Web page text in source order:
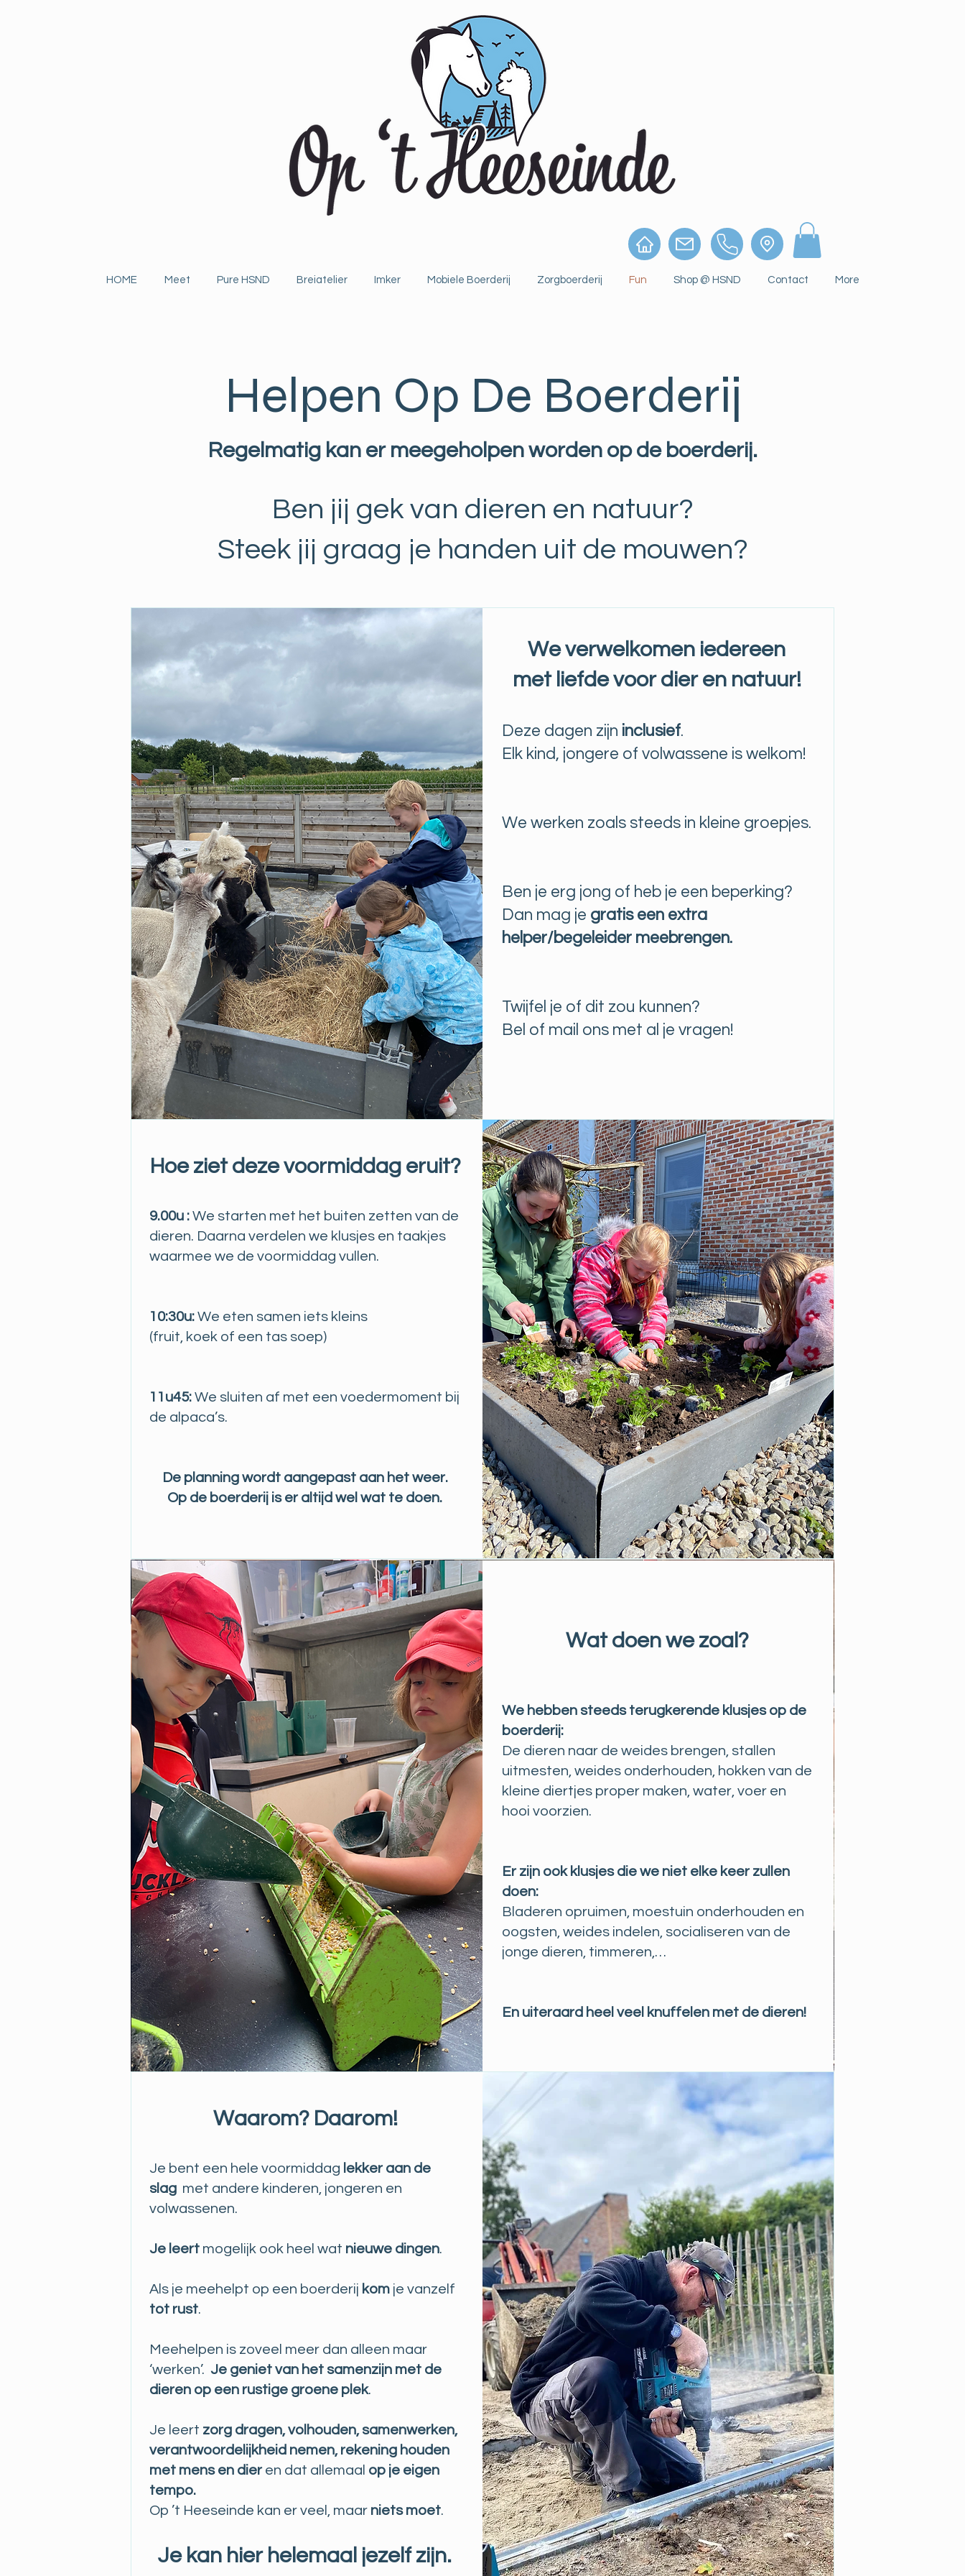
HOME Meet Pure HSND Breiatelier Imker Mobiele Boerderij Zorgboerderij Fun Shop @ HSND Contact More
Helpen Op De Boerderij
Regelmatig kan er meegeholpen worden op de boerderij.
Ben jij gek van dieren en natuur?
Steek jij graag je handen uit de mouwen?
We verwelkomen iedereen
met liefde voor dier en natuur!
Deze dagen zijn inclusief.
Elk kind, jongere of volwassene is welkom!
We werken zoals steeds in kleine groepjes.
Ben je erg jong of heb je een beperking?
Dan mag je gratis een extra
helper/begeleider meebrengen.
Twijfel je of dit zou kunnen?
Bel of mail ons met al je vragen!
Hoe ziet deze voormiddag eruit?
9.00u : We starten met het buiten zetten van de
dieren. Daarna verdelen we klusjes en taakjes
waarmee we de voormiddag vullen.
10:30u: We eten samen iets kleins
(fruit, koek of een tas soep)
11u45:We sluiten af met een voedermoment bij
de alpaca’s.
De planning wordt aangepast aan het weer.
Op de boerderij is er altijd wel wat te doen.
Wat doen we zoal?
We hebben steeds terugkerende klusjes op de
boerderij:
De dieren naar de weides brengen, stallen
uitmesten, weides onderhouden, hokken van de
kleine diertjes proper maken, water, voer en
hooi voorzien.
Er zijn ook klusjes die we niet elke keer zullen
doen:
Bladeren opruimen, moestuin onderhouden en
oogsten, weides indelen, socialiseren van de
jonge dieren, timmeren,…
En uiteraard heel veel knuffelen met de dieren!
Waarom? Daarom!
Je bent een hele voormiddag lekker aan de
slag met andere kinderen, jongeren en
volwassenen.
Je leert mogelijk ook heel wat nieuwe dingen.
Als je meehelpt op een boerderij kom je vanzelf
tot rust.
Meehelpen is zoveel meer dan alleen maar
‘werken’. Je geniet van het samenzijn met de
dieren op een rustige groene plek.
Je leert zorg dragen, volhouden, samenwerken,
verantwoordelijkheid nemen, rekening houden
met mens en dier en dat allemaal op je eigen
tempo.
Op ’t Heeseinde kan er veel, maar niets moet.
Je kan hier helemaal jezelf zijn.